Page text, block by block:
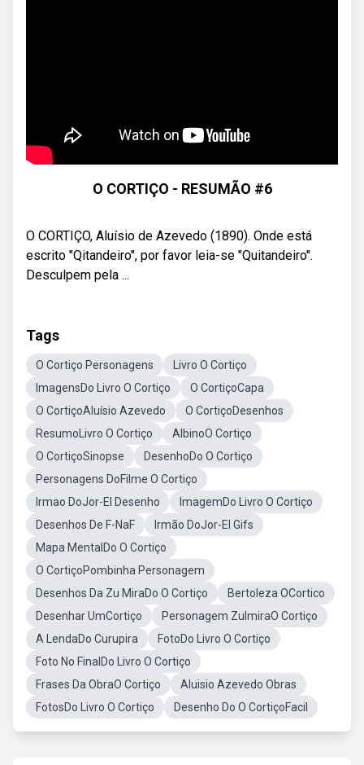
O CORTIÇO - RESUMÃO #6
O CORTIÇO, Aluísio de Azevedo (1890). Onde está
escrito "Qitandeiro", por favor leia-se "Quitandeiro".
Desculpem pela ...
Tags
O Cortiço Personagens
Livro O Cortiço
ImagensDo Livro O Cortiço
O CortiçoCapa
O CortiçoAluísio Azevedo
O CortiçoDesenhos
ResumoLivro O Cortiço
AlbinoO Cortiço
O CortiçoSinopse
DesenhoDo O Cortiço
Personagens DoFilme O Cortiço
Irmao DoJor-El Desenho
ImagemDo Livro O Cortiço
Desenhos De F-NaF
Irmão DoJor-El Gifs
Mapa MentalDo O Cortiço
O CortiçoPombinha Personagem
Desenhos Da Zu MiraDo O Cortiço
Bertoleza OCortico
Desenhar UmCortiço
Personagem ZulmiraO Cortiço
A LendaDo Curupira
FotoDo Livro O Cortiço
Foto No FinalDo Livro O Cortiço
Frases Da ObraO Cortiço
Aluisio Azevedo Obras
FotosDo Livro O Cortiço
Desenho Do O CortiçoFacil